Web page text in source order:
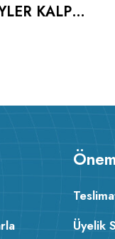
KALP
SWEATSHIRT
Üyelik